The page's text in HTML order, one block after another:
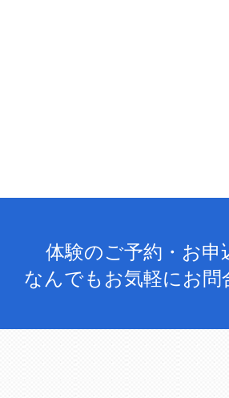
体験のご予約・お申
なんでもお気軽にお問